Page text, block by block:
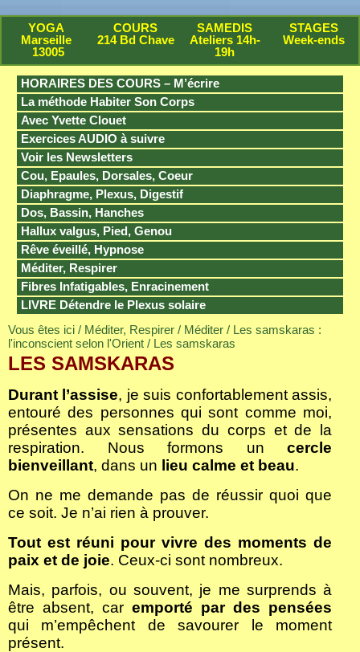
YOGA
Marseille
13005
COURS
214 Bd Chave
SAMEDIS
Ateliers 14h-
19h
STAGES
Week-ends
HORAIRES DES COURS – M’écrire
La méthode Habiter Son Corps
Avec Yvette Clouet
Exercices AUDIO à suivre
Voir les Newsletters
Cou, Epaules, Dorsales, Coeur
Diaphragme, Plexus, Digestif
Dos, Bassin, Hanches
Hallux valgus, Pied, Genou
Rêve éveillé, Hypnose
Méditer, Respirer
Fibres Infatigables, Enracinement
LIVRE Détendre le Plexus solaire
Vous êtes ici / Méditer, Respirer / Méditer / Les samskaras :
l'inconscient selon l'Orient / Les samskaras
LES SAMSKARAS
Durant l’assise, je suis confortablement assis,
entouré des personnes qui sont comme moi,
présentes aux sensations du corps et de la
respiration. Nous formons uncercle
bienveillant, dans un lieu calme et beau.
On ne me demande pas de réussir quoi que
ce soit. Je n’ai rien à prouver.
Tout est réuni pour vivre des moments de
paix et de joie. Ceux-ci sont nombreux.
Mais, parfois, ou souvent, je me surprends à
être absent, caremporté par des pensées
qui m’empêchent de savourer le moment
présent.